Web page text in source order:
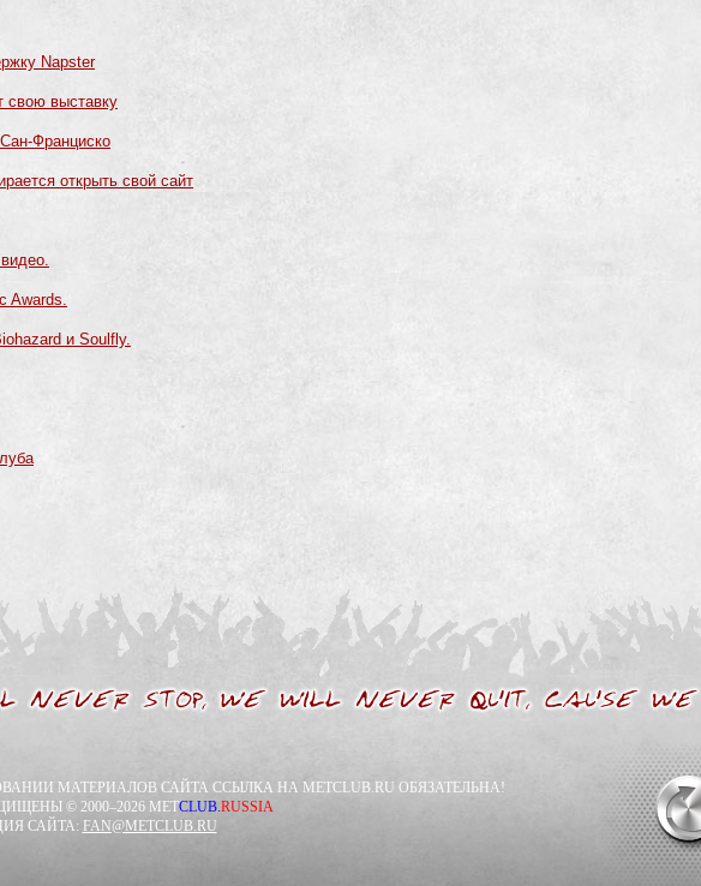
Napster
свою выставку
Франциско
открыть свой сайт
Awards.
и Soulfly.
МАТЕРИАЛОВ САЙТА ССЫЛКА НА METCLUB.RU ОБЯЗАТЕЛЬНА!
© 2000–2026 METCLUB.RUSSIA
САЙТА: FAN@METCLUB.RU